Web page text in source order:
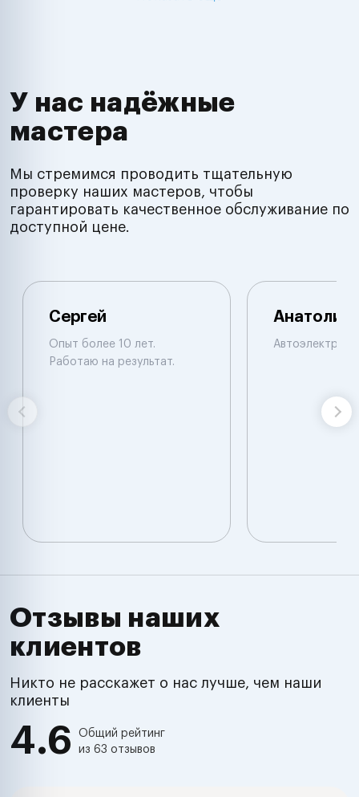
У нас надёжные
мастера
Мы стремимся проводить тщательную
проверку наших мастеров, чтобы
гарантировать качественное обслуживание по
доступной цене.
Сергей
Опыт более 10 лет.
Работаю на результат.
Анатолий
Автоэлектрик
Отзывы наших
клиентов
Никто не расскажет о нас лучше, чем наши
клиенты
4.6
Общий рейтинг
из 63 отзывов